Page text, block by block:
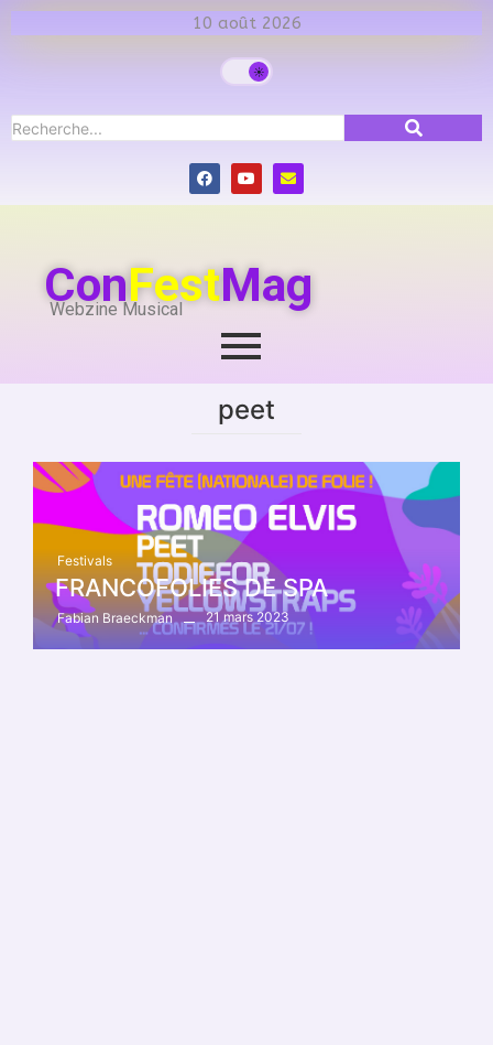
10 août 2026
ConFestMag
Webzine Musical
peet
Festivals
FRANCOFOLIES DE SPA
Fabian Braeckman 21 mars 2023